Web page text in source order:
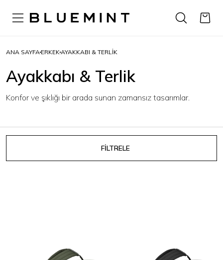
ANA SAYFA ERKEKAYAKKABI & TERLIK
Ayakkabı & Terlik
Konfor ve şıklığı bir arada sunan zamansız tasarımlar.
FİLTRELE